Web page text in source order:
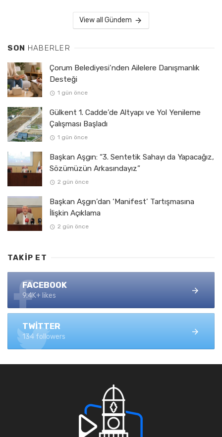
View all Gündem
SON HABERLER
Çorum Belediyesi’nden Ailelere Danışmanlık
Desteği
1 gün önce
Gülkent 1. Cadde’de Altyapı ve Yol Yenileme
Çalışması Başladı
1 gün önce
Başkan Aşgın: “3. Sentetik Sahayı da Yapacağız,
Sözümüzün Arkasındayız”
2 gün önce
Başkan Aşgın’dan ‘Manifest’ Tartışmasına
İlişkin Açıklama
2 gün önce
TAKIP ET
FACEBOOK
9.4K+ likes
TWITTER
134 followers